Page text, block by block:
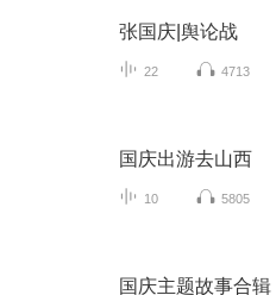
张国庆|舆论战
22 4713
国庆出游去山西
10 5805
国庆主题故事合辑